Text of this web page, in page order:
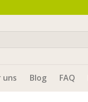
uns Blog FAQ